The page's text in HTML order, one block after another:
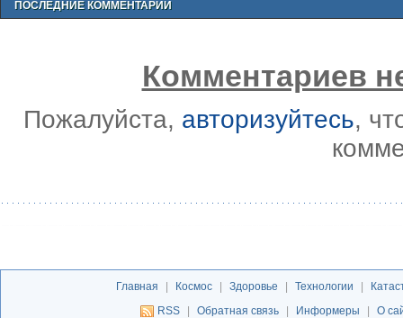
ПОСЛЕДНИЕ КОММЕНТАРИИ
Комментариев
Пожалуйста, авторизуйтесь,
Главная | Космос | Здоровье | Технологии |
RSS
| Обратная связь | Информеры | О